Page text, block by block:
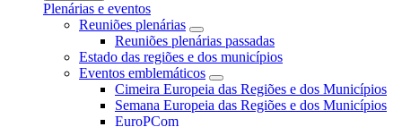
Plenárias e eventos
Reuniões plenárias
Reuniões plenárias passadas
Estado das regiões e dos municípios
Eventos emblemáticos
Cimeira Europeia das Regiões e dos Municípios
Semana Europeia das Regiões e dos Municípios
EuroPCom